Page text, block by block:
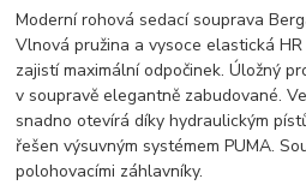
Moderní rohová sedací souprava
Vlnová pružina a vysoce elastická
zajistí maximální odpočinek. Úložný
v soupravě elegantně zabudované.
snadno otevírá díky hydraulickým
řešen výsuvným systémem PUMA.
polohovacími záhlavníky.